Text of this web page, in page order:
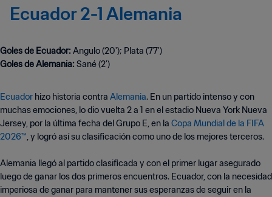
Ecuador 2-1 Alemania
Goles de Ecuador: Angulo (20'); Plata (77')
Goles de Alemania: Sané (2')
Ecuador hizo historia contra Alemania. En un partido intenso y con
muchas emociones, lo dio vuelta 2 a 1 en el estadio Nueva York Nueva
Jersey, por la última fecha del Grupo E, en la Copa Mundial de la FIFA
2026™, y logró así su clasificación como uno de los mejores terceros.
Alemania llegó al partido clasificada y con el primer lugar asegurado
luego de ganar los dos primeros encuentros. Ecuador, con la necesidad
imperiosa de ganar para mantener sus esperanzas de seguir en la